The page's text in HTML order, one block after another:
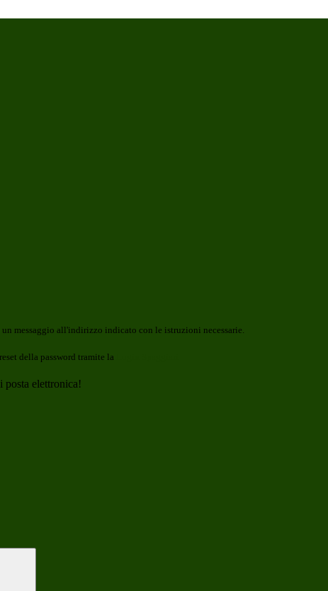
messaggio all'indirizzo indicato con le istruzioni necessarie.
della password tramite la
posta elettronica!